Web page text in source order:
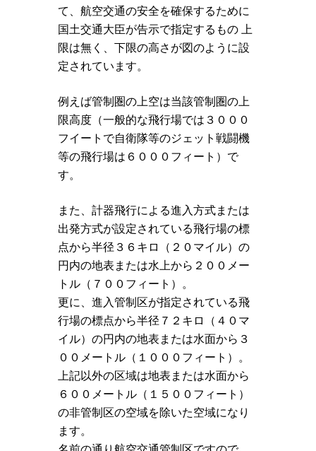
て、航空交通の安全を確保するために
国土交通大臣が告示で指定するもの 上
限は無く、下限の高さが図のように設
定されています。
例えば管制圏の上空は当該管制圏の上
限高度（一般的な飛行場では３０００
フイートで自衛隊等のジェット戦闘機
等の飛行場は６０００フィート）で
す。
また、計器飛行による進入方式または
出発方式が設定されている飛行場の標
点から半径３６キロ（２０マイル）の
円内の地表または水上から２００メー
トル（７００フィート）。
更に、進入管制区が指定されている飛
行場の標点から半径７２キロ（４０マ
イル）の円内の地表または水面から３
００メートル（１０００フィート）。
上記以外の区域は地表または水面から
６００メートル（１５００フィート）
の非管制区の空域を除いた空域になり
ます。